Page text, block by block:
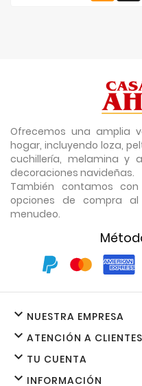
Ofrecemos una amplia
hogar, incluyendo loza,
cuchillería, melamina y
decoraciones navideñas.
También contamos
opciones de compra
menudeo.
NUESTRA EMPRESA

ATENCIÓN A CLIENTES

TU CUENTA

INFORMACIÓN
